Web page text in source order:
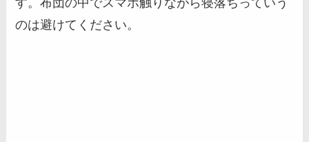
す。布団の中でスマホ触りながら寝落ちっていう
のは避けてください。